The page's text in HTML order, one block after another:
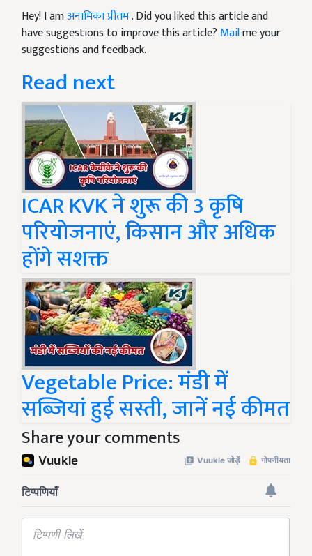
Hey! I amअनामिका प्रीतम. Did you liked this article and
have suggestions to improve this article? Mailme your
suggestions and feedback.
Read next
ICAR KVK ने शुरू की 3 कृषि
परियोजनाएं, किसान और अधिक
होंगे सशक्त
Vegetable Price: मंडी में
सब्जियां हुई सस्ती, जानें नई कीमत
Share your comments